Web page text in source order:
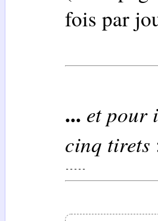
fois par
... et pour
cinq tirets
-----